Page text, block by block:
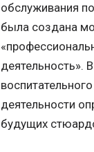
обслуживания
была создана
деятельность».
деятельности
будущих